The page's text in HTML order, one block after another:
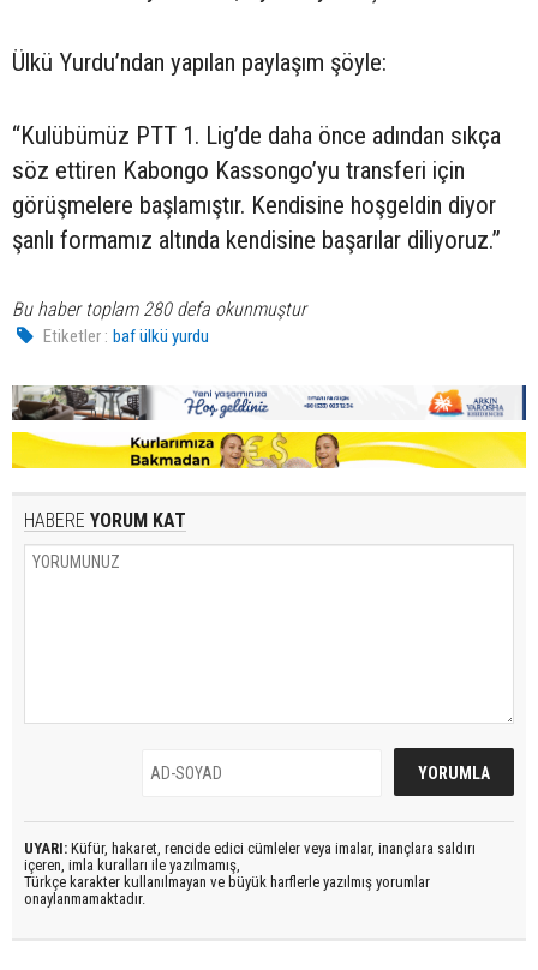
Ülkü Yurdu’ndan yapılan paylaşım şöyle:
“Kulübümüz PTT 1. Lig’de daha önce adından sıkça
söz ettiren Kabongo Kassongo’yu transferi için
görüşmelere başlamıştır. Kendisine hoşgeldin diyor
şanlı formamız altında kendisine başarılar diliyoruz.”
Bu haber toplam 280 defa okunmuştur
Etiketler : baf ülkü yurdu
HABERE YORUM KAT
UYARI: Küfür, hakaret, rencide edici cümleler veya imalar, inançlara saldırı
içeren, imla kuralları ile yazılmamış,
Türkçe karakter kullanılmayan ve büyük harflerle yazılmış yorumlar
onaylanmamaktadır.